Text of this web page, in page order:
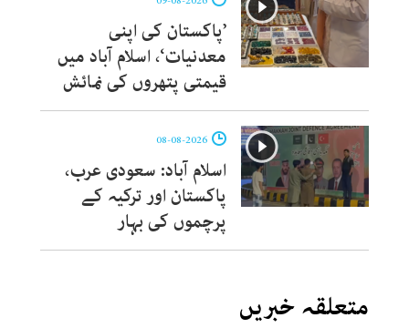
’پاکستان کی اپنی
معدنیات‘، اسلام آباد میں
قیمتی پتھروں کی نمائش
اسلام آباد: سعودی عرب،
پاکستان اور ترکیہ کے
پرچموں کی بہار
متعلقہ خبریں